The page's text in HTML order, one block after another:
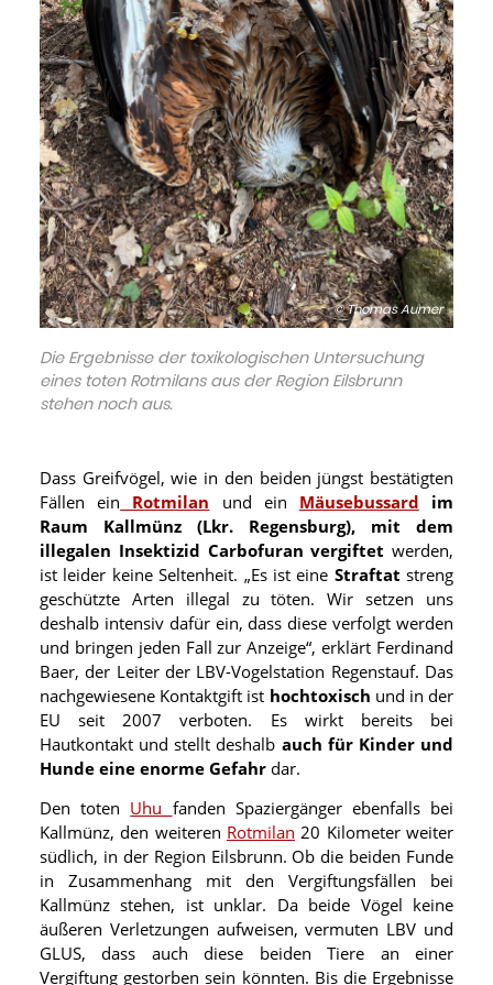
© Thomas Aumer
Die Ergebnisse der toxikologischen Untersuchung
eines toten Rotmilans aus der Region Eilsbrunn
stehen noch aus.
Dass Greifvögel, wie in den beiden jüngst bestätigten
Fällen ein Rotmilan und ein Mäusebussard im
Raum Kallmünz (Lkr. Regensburg), mit dem
illegalen Insektizid Carbofuran vergiftet werden,
ist leider keine Seltenheit. „Es ist eine Straftat streng
geschützte Arten illegal zu töten. Wir setzen uns
deshalb intensiv dafür ein, dass diese verfolgt werden
und bringen jeden Fall zur Anzeige“, erklärt Ferdinand
Baer, der Leiter der LBV-Vogelstation Regenstauf. Das
nachgewiesene Kontaktgift ist hochtoxisch und in der
EU seit 2007 verboten. Es wirkt bereits bei
Hautkontakt und stellt deshalb auch für Kinder und
Hunde eine enorme Gefahr dar.
Den toten Uhu fanden Spaziergänger ebenfalls bei
Kallmünz, den weiteren Rotmilan 20 Kilometer weiter
südlich, in der Region Eilsbrunn. Ob die beiden Funde
in Zusammenhang mit den Vergiftungsfällen bei
Kallmünz stehen, ist unklar. Da beide Vögel keine
äußeren Verletzungen aufweisen, vermuten LBV und
GLUS, dass auch diese beiden Tiere an einer
Vergiftung gestorben sein könnten. Bis die Ergebnisse